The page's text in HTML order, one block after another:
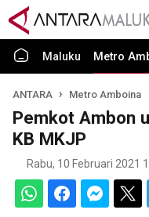
Maluku Metro
ANTARA Metro Amboina
Pemkot Ambon
KB MKJP
Rabu, 10 Februari 2021